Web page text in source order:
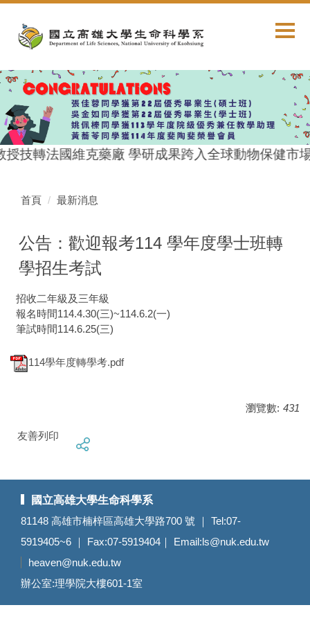
內
容
區
技轉法國維克藥廠 學研成果跨入全球動物保健市場
首頁 最新消息
公告：歡迎報考114 學年度學士班轉
學招生考試
招收二年級及三年級
報名時間114.4.30(三)~114.6.2(一)
筆試時間114.6.25(三)
114學年度轉學考.pdf
瀏覽數: 431
友善列印
國立高雄大學生命科學系
81148 高雄市楠梓區高雄大學路700 號 ｜ Tel:07-
5919405~6 ｜ Fax:07-5919404｜ Email:ls@nuk.edu.tw
heaven@nuk.edu.tw
辦公室:理學院大樓601-1室